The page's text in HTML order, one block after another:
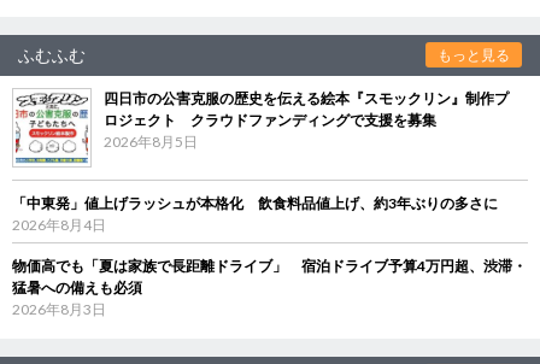
ふむふむ もっと見る
四日市の公害克服の歴史を伝える絵本『スモックリン』制作プ
ロジェクト クラウドファンディングで支援を募集
2026年8月5日
「中東発」値上げラッシュが本格化 飲食料品値上げ、約3年ぶりの多さに
2026年8月4日
物価高でも「夏は家族で長距離ドライブ」 宿泊ドライブ予算4万円超、渋滞・
猛暑への備えも必須
2026年8月3日